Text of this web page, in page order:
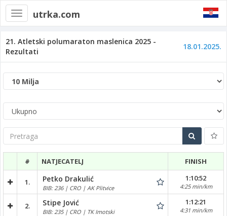
Toggle
navigation
utrka.com
21. Atletski polumaraton maslenica 2025 -
Rezultati
18.01.2025.
Pretraga
# NATJECATELJ FINISH
1. Petko Drakulić
BIB: 236 | CRO | AK Plitvice
1:10:52
4:25 min/km
2. Stipe Jović
BIB: 235 | CRO | TK Imotski
1:12:21
4:31 min/km